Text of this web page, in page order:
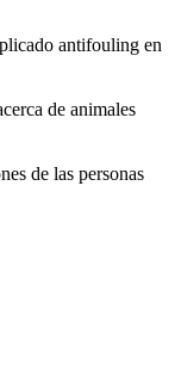
antifouling en
de animales
de las personas